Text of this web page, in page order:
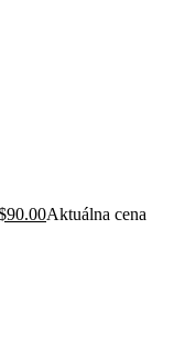
90.00Aktuálna cena